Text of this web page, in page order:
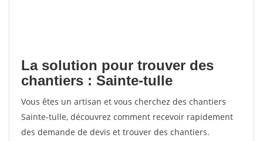
La solution pour trouver des
chantiers : Sainte-tulle
Vous êtes un artisan et vous cherchez des chantiers
Sainte-tulle, découvrez comment recevoir rapidement
des demande de devis et trouver des chantiers.